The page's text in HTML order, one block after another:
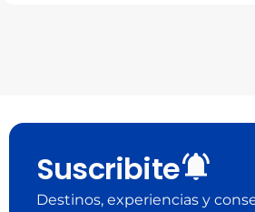
Suscribite
Destinos, experiencias y